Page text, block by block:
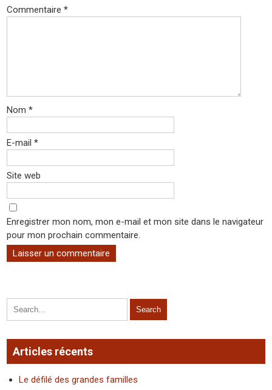
Commentaire*
Nom*
E-mail*
Site web
Enregistrer mon nom, mon e-mail et mon site dans le navigateur
pour mon prochain commentaire.
Articles récents
Le défilé des grandes familles